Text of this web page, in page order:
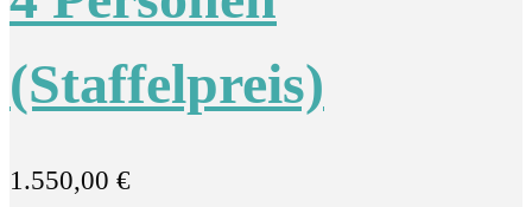
(Staffelpreis)
1.550,00 €